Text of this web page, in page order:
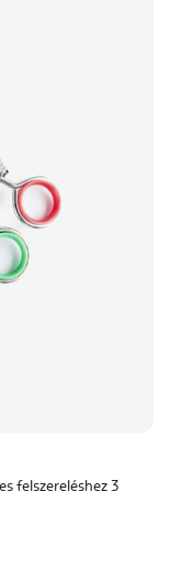
felszereléshez 3